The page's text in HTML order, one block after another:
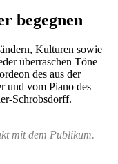
begegnen
Kulturen sowie
überraschen Töne –
des aus der
und vom Piano des
Schrobsdorff.
mit dem Publikum.